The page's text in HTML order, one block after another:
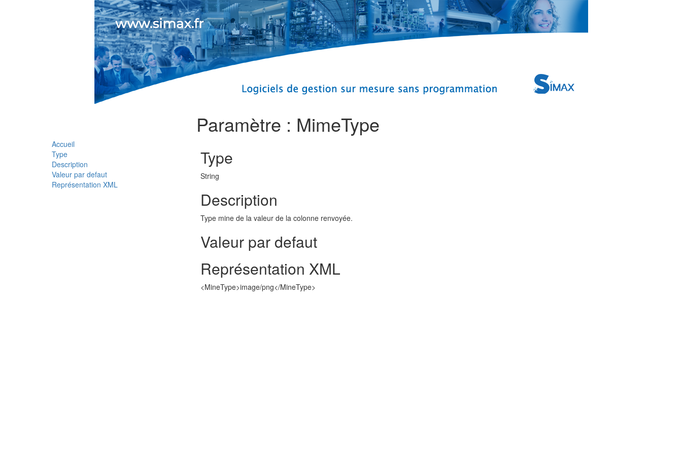
Paramètre : MimeType
Accueil
Type
Description
Valeur par defaut
Représentation XML
Type
String
Description
Type mine de la valeur de la colonne renvoyée.
Valeur par defaut
Représentation XML
<MineType>image/png</MineType>